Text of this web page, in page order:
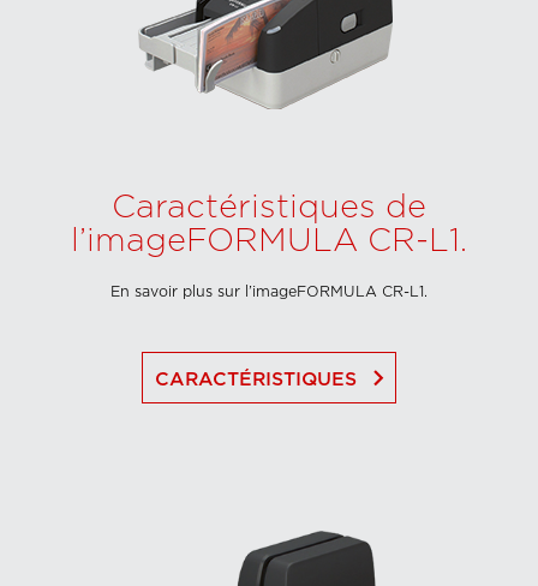
Caractéristiques de
l’imageFORMULA CR-L1.
En savoir plus sur l’imageFORMULA CR-L1.
CARACTÉRISTIQUES keyboard_arrow_right